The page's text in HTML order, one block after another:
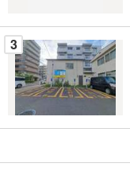
る
3